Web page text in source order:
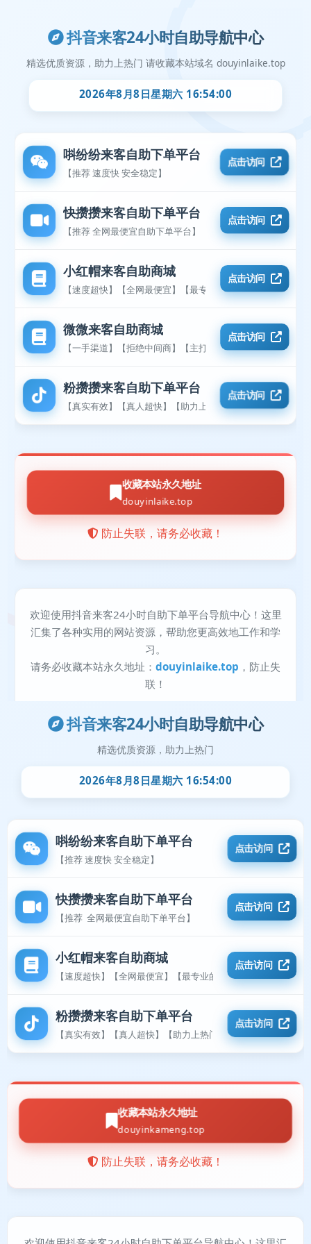
抖音来客24小时自助导航中心
精选优质资源，助力上热门
2026年8月8日星期六 16:54:01
唞纷纷来客自助下单平台
【推荐 速度快 安全稳定】
点击访问
快攒攒来客自助下单平台
【推荐 全网最便宜自助下单平台】
点击访问
小红帽来客自助商城
【速度超快】【全网最便宜】【最专业的平台】
点击访问
粉攒攒来客自助下单平台
【真实有效】【真人超快】【助力上热门】
点击访问
收藏本站永久地址
douyinkameng.top
防止失联，请务必收藏！